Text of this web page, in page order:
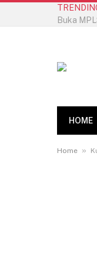
HOME
Home »